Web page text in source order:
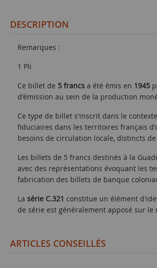
DESCRIPTION
Remarques :
1 Pli
Ce billet de 5 francs a été émis en 1945
d'émission au sein de la production
Ce type de billet s'inscrit dans le
fiduciaires dans les territoires français
besoins de circulation locale, distincts
Les billets de 5 francs destinés à la
avec des représentations évoquant les
fabrication des billets de banque
La série C.321 constitue un élément
de série est généralement apposé sur
ARTICLES CONSEILLÉS